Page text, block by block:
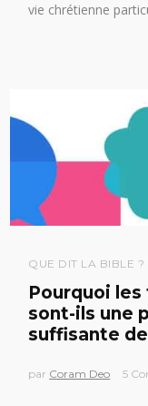
vie chrétienne
QUE DIT LA BIBLE ?
Pourquoi
sont-ils une
suffisante
par Coram Deo 5